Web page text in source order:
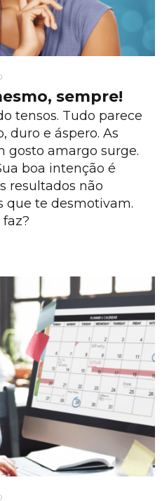
sempre!
tensos. Tudo parece
duro e áspero. As
gosto amargo surge.
boa intenção é
resultados não
que te desmotivam.
faz?